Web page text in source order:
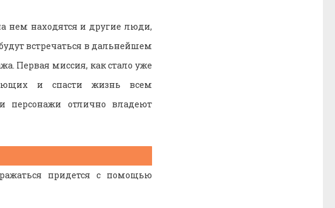
нем находятся и другие люди,
встречаться в дальнейшем
Первая миссия, как стало уже
и спасти жизнь всем
персонажи отлично владеют
придется с помощью